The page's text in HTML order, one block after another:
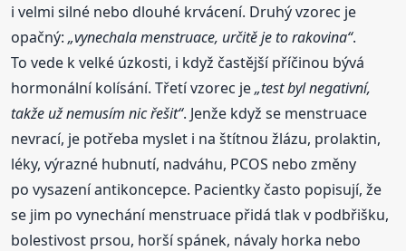
i velmi silné nebo dlouhé krvácení. Druhý vzorec je
opačný:„vynechala menstruace, určitě je to rakovina“.
To vede k velké úzkosti, i když častější příčinou bývá
hormonální kolísání. Třetí vzorec je„test byl negativní,
takže už nemusím nic řešit“. Jenže když se menstruace
nevrací, je potřeba myslet i na štítnou žlázu, prolaktin,
léky, výrazné hubnutí, nadváhu, PCOS nebo změny
po vysazení antikoncepce. Pacientky často popisují, že
se jim po vynechání menstruace přidá tlak v podbřišku,
bolestivost prsou, horší spánek, návaly horka nebo